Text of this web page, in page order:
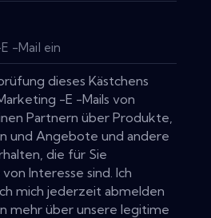
dieses Kästchens
-E -Mails von
Partnern über Produkte,
und Angebote und andere
die für Sie
Interesse sind. Ich
mich jederzeit abmelden
mehr über unsere legitime